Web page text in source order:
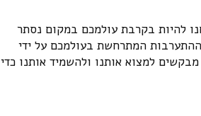
להיות בקרבת עולמכם במקום נסתר
המתרחשת בעולמכם על ידי
למצוא אותנו ולהשמיד אותנו כדי